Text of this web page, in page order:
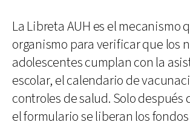
La Libreta AUH es el mecanismo
organismo para verificar que los
adolescentes cumplan con la
escolar, el calendario de
controles de salud. Solo después
el formulario se liberan los